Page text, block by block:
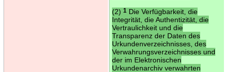
(2) 1Die Verfügbarkeit, die
Integrität, die Authentizität, die
Vertraulichkeit und die
Transparenz der Daten des
Urkundenverzeichnisses, des
Verwahrungsverzeichnisses und
der im Elektronischen
Urkundenarchiv verwahrten